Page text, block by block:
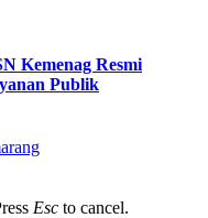
Kemenag Resmi
Publik
Esc to cancel.